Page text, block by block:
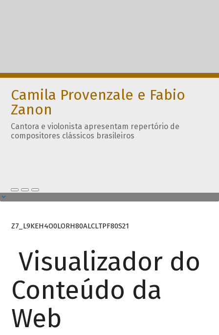
Camila Provenzale e Fabio
Zanon
Cantora e violonista apresentam repertório de
compositores clássicos brasileiros
Z7_L9KEH4O0LORH80ALCLTPF80S21
Visualizador do
Conteúdo da
Web